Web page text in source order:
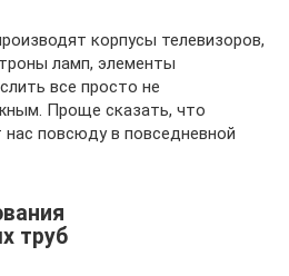
корпусы телевизоров,
ламп, элементы
все просто не
Проще сказать, что
повсюду в повседневной
труб